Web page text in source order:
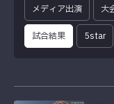
メディア出演 大
試合結果 5star